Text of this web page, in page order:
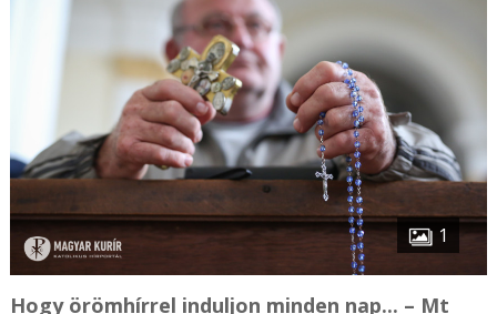
1
Hogy örömhírrel induljon minden nap... – Mt